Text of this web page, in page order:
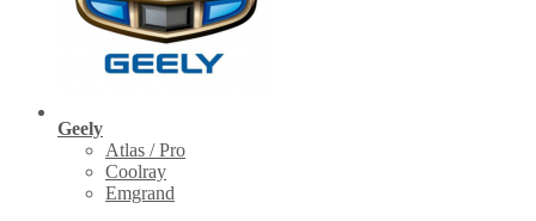
Geely
Atlas / Pro
Coolray
Emgrand